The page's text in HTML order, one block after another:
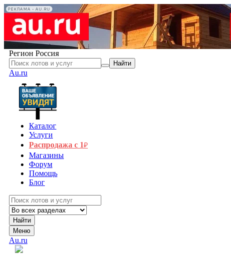
РЕКЛАМА • AU.RU
Регион Россия
Найти
Au.ru
Каталог
Услуги
Распродажа с 1₽
Магазины
Форум
Помощь
Блог
Найти
Меню
Au.ru